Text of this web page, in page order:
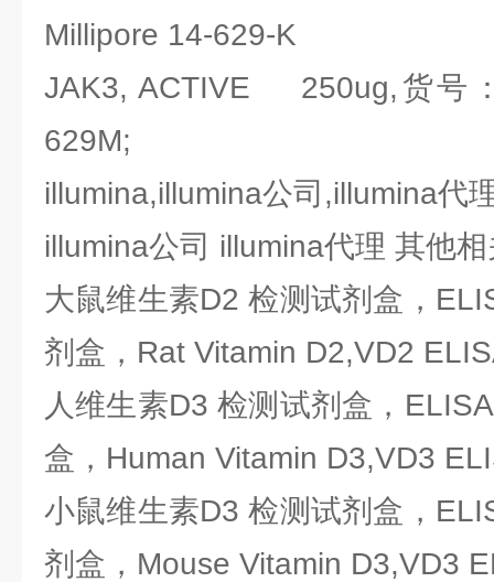
Millipore 14-629-K
JAK3, ACTIVE 250ug,货号
629M;
illumina,illumina公司,illumina代
illumina公司 illumina代理 其他
大鼠维生素D2 检测试剂盒，
剂盒，Rat Vitamin D2,VD2
人维生素D3 检测试剂盒，
盒，Human Vitamin D3,VD3
小鼠维生素D3 检测试剂盒，
剂盒，Mouse Vitamin D3,VD3